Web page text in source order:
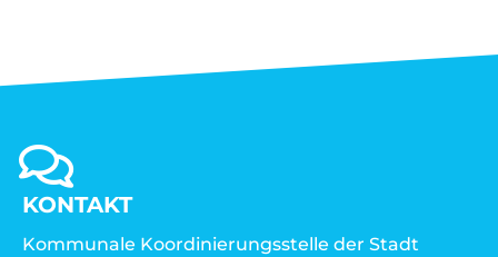
KONTAKT
Kommunale Koordinierungsstelle der Stadt